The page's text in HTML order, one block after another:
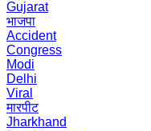
Gujarat
भाजपा
Accident
Congress
Modi
Delhi
Viral
मारपीट
Jharkhand